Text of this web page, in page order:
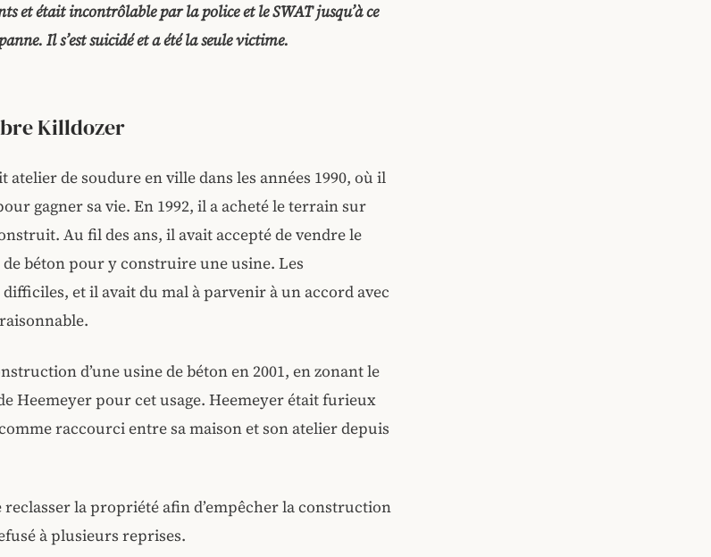
et était incontrôlable par la police et le SWAT jusqu’à ce
Il s’est suicidé et a été la seule victime.
Killdozer
de soudure en ville dans les années 1990, où il
gagner sa vie. En 1992, il a acheté le terrain sur
Au fil des ans, il avait accepté de vendre le
béton pour y construire une usine. Les
et il avait du mal à parvenir à un accord avec
d’une usine de béton en 2001, en zonant le
Heemeyer pour cet usage. Heemeyer était furieux
raccourci entre sa maison et son atelier depuis
reclasser la propriété afin d’empêcher la construction
à plusieurs reprises.